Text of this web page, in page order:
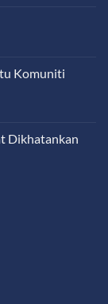
Komuniti
Dikhatankan